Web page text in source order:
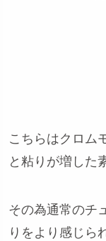
こちらはクロム
と粘りが増した
その為通常のチ
りをより感じら